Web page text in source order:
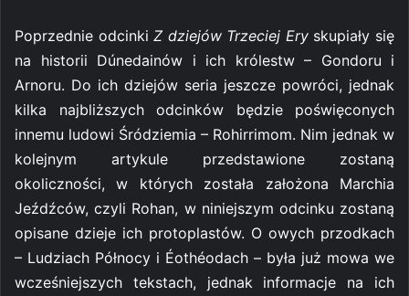
Poprzednie odcinkiZ dziejów Trzeciej Ery skupiały się
na historii Dúnedainów i ich królestw – Gondoru i
Arnoru. Do ich dziejów seria jeszcze powróci, jednak
kilka najbliższych odcinków będzie poświęconych
innemu ludowi Śródziemia – Rohirrimom. Nim jednak w
kolejnym artykule przedstawione zostaną
okoliczności, w których została założona Marchia
Jeźdźców, czyli Rohan, w niniejszym odcinku zostaną
opisane dzieje ich protoplastów. O owych przodkach
– Ludziach Północy i Éothéodach – była już mowa we
wcześniejszych tekstach, jednak informacje na ich